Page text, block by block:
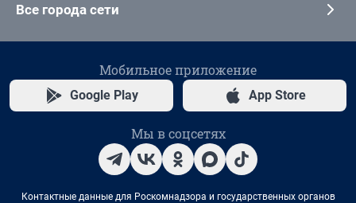
Все города сети
Мобильное приложение
Google Play App Store
Мы в соцсетях
Контактные данные для Роскомнадзора и государственных органов